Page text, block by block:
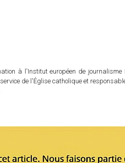
à l'Institut européen de journalisme
de l'Église catholique et